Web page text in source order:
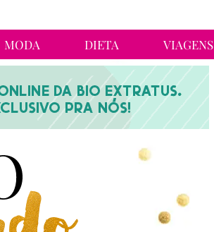
MODA DIETA VIAGENS